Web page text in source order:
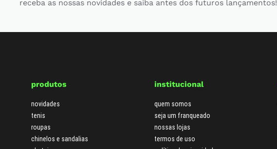
receba as nossas novidades e saiba antes dos futuros lançamentos!
produtos
novidades
tenis
roupas
chinelos e sandalias
institucional
quem somos
seja um franqueado
nossas lojas
termos de uso